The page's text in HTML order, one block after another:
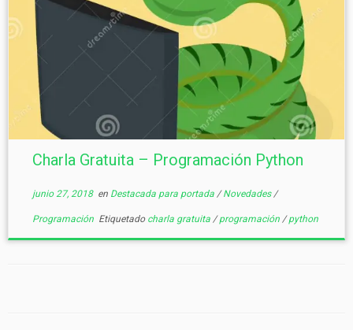
Charla Gratuita – Programación Python
junio 27, 2018en Destacada para portada /Novedades /
Programación Etiquetado charla gratuita /programación /python